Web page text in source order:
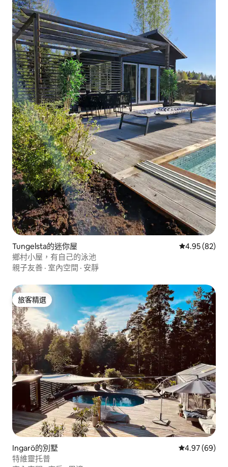
Tungelsta的迷你屋 從 82 則評價
4.95 (82)
鄉村小屋，有自己的泳池
親子友善 · 室內空間 · 安靜
旅客精選
旅客精選
Ingarö的別墅 從 69 則評價
4.97 (69)
特維靈托普